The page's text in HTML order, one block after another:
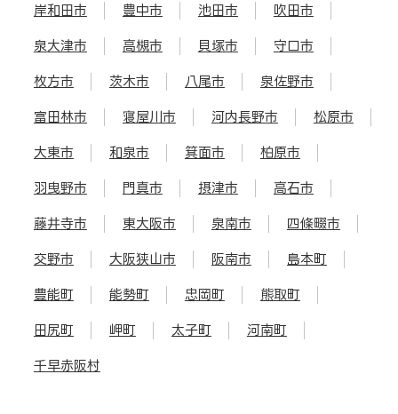
岸和田市 豊中市 池田市 吹田市
泉大津市 高槻市 貝塚市 守口市
枚方市 茨木市 八尾市 泉佐野市
富田林市 寝屋川市 河内長野市 松原市
大東市 和泉市 箕面市 柏原市
羽曳野市 門真市 摂津市 高石市
藤井寺市 東大阪市 泉南市 四條畷市
交野市 大阪狭山市 阪南市 島本町
豊能町 能勢町 忠岡町 熊取町
田尻町 岬町 太子町 河南町
千早赤阪村